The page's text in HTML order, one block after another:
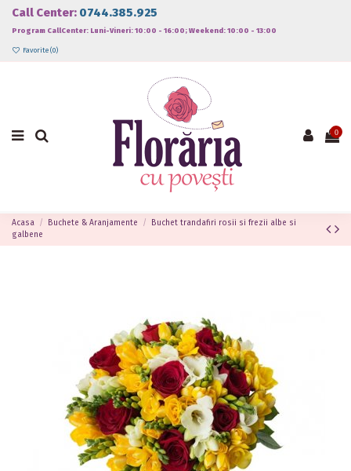
Call Center: 0744.385.925
Program CallCenter: Luni-Vineri: 10:00 - 16:00; Weekend: 10:00 - 13:00
Favorite (0)
0
Acasa Buchete & Aranjamente
Buchet trandafiri rosii si frezii albe si
galbene